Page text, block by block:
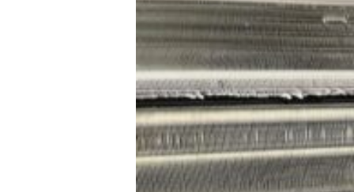
アクセス
ブログ
ザ・そうじ職人からのお